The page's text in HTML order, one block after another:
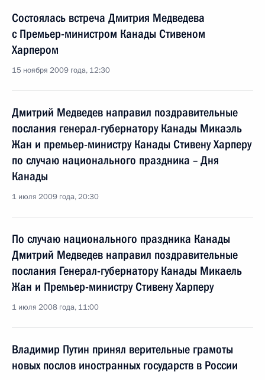
Состоялась встреча Дмитрия Медведева
с Премьер-министром Канады Стивеном
Харпером
15 ноября 2009 года, 12:30
Дмитрий Медведев направил поздравительные
послания генерал-губернатору Канады Микаэль
Жан и премьер-министру Канады Стивену Харперу
по случаю национального праздника – Дня
Канады
1 июля 2009 года, 20:30
По случаю национального праздника Канады
Дмитрий Медведев направил поздравительные
послания Генерал-губернатору Канады Микаель
Жан и Премьер-министру Стивену Харперу
1 июля 2008 года, 11:00
Владимир Путин принял верительные грамоты
новых послов иностранных государств в России